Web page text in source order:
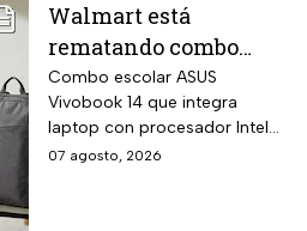
Walmart está
rematando combo
para regreso a clases
con laptop ASUS
Vivobook de 256GB y
14 pulgadas + mochila
Combo escolar ASUS
Vivobook 14 que integra
laptop con procesador Intel
Core i3-1315U de 6 núcleos
07 agosto, 2026